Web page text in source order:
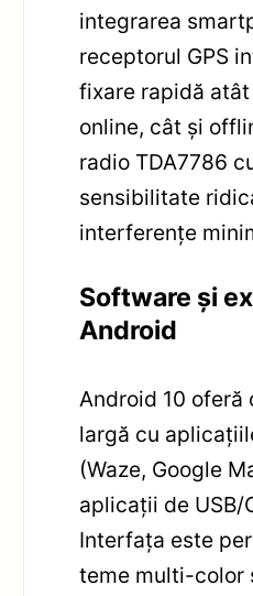
integrarea
receptorul GPS
fixare rapidă
online, cât și
radio TDA7786
sensibilitate
interferențe
Software și
Android
Android 10
largă cu
(Waze, Google
aplicații de USB/
Interfața este
teme multi-color